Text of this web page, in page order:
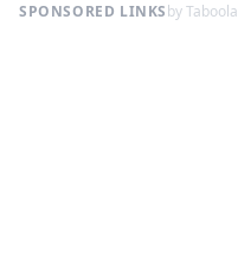
SPONSORED LINKSby Taboola